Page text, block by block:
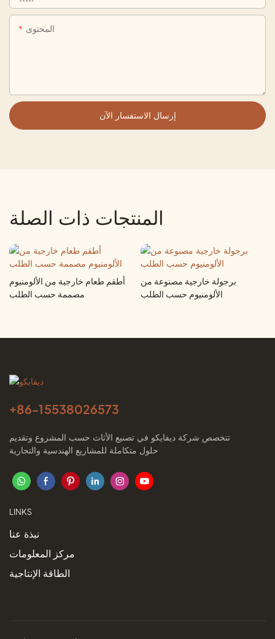
المحتوى
إرسال الاستفسار الآن
المنتجات ذات الصلة
أطقم طعام خارجية من الألومنيوم
مصممة حسب الطلب
برجولة خارجية مصنوعة من
الألومنيوم حسب الطلب
+86-15538026573
تتخصص شركة ديفايكو في تصنيع الأثاث حسب المشروع وتقديم
حلول متكاملة للمشاريع الهندسية والتجارية
LINKS
نبذة عنا
مركز المعلومات
الطاقة الإنتاجية